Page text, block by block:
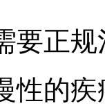
要正规
性的